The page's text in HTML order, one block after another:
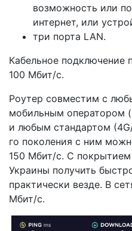
возможность или
интернет, или
три порта LAN.
Кабельное подключение
100 Мбит/с.
Роутер совместим с
мобильным оператором (
и любым стандартом
го поколения с ним
150 Мбит/с. С
Украины получить
практически везде. В
Мбит/с.